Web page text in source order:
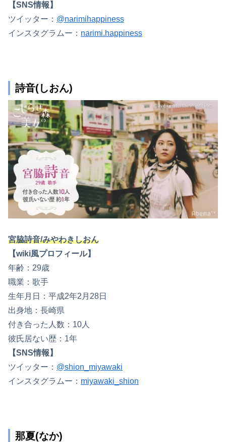
【SNS情報】
ツイッター： @narimihappiness
インスタグラムー： narimi.happiness
詩音(しおん)
宮脇詩音/みやわきしおん
【wiki風プロフィール】
年齢：29歳
職業：歌手
生年月日：平成2年2月28日
出身地：長崎県
付き合った人数：10人
彼氏居ない歴：1年
【SNS情報】
ツイッター： @shion_miyawaki
インスタグラムー： miyawaki_shion
那夏(なか)